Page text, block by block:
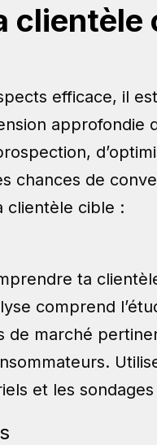
clientèle
efficace, il
chances de
clientèle cible :
ta
comprend
de marché
et les